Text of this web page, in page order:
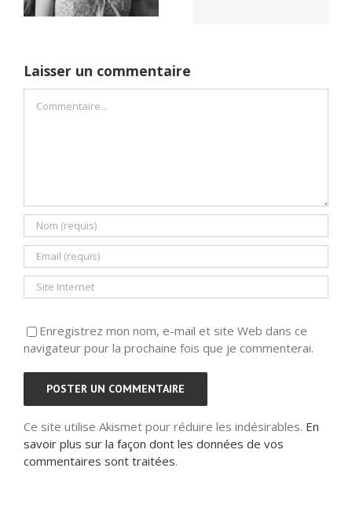
Laisser un commentaire
Enregistrez mon nom, e-mail et site Web dans ce
navigateur pour la prochaine fois que je commenterai.
Ce site utilise Akismet pour réduire les indésirables. En
savoir plus sur la façon dont les données de vos
commentaires sont traitées.